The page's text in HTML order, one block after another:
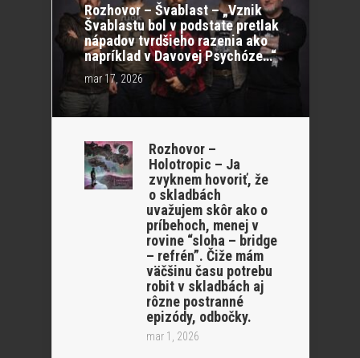
Rozhovor – Švablast – „Vznik
Švablastu bol v podstate pretlak
nápadov tvrdšieho razenia ako
napríklad v Davovej Psychóze…“
mar 17, 2026
Rozhovor –
Holotropic – Ja
zvyknem hovoriť, že
o skladbách
uvažujem skôr ako o
príbehoch, menej v
rovine “sloha – bridge
– refrén”. Čiže mám
väčšinu času potrebu
robit v skladbách aj
rôzne postranné
epizódy, odbočky.
mar 1, 2026